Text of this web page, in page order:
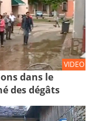
VIDEO
dans le
des dégâts